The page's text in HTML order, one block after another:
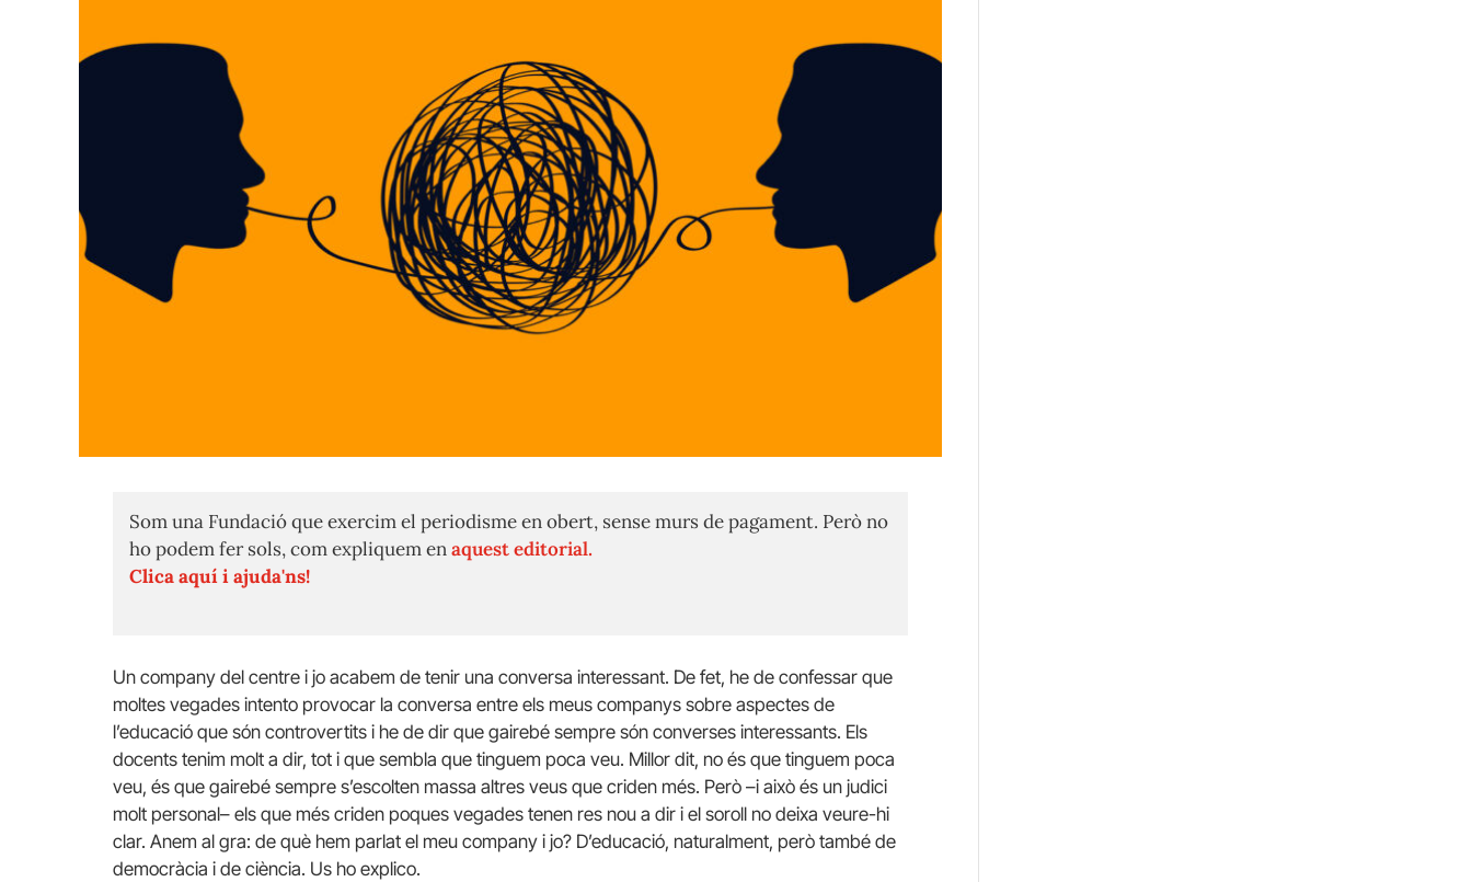
Som una Fundació que exercim el periodisme en obert, sense murs de pagament. Però no
ho podem fer sols, com expliquem enaquest editorial.
Clica aquí i ajuda'ns!
Un company del centre i jo acabem de tenir una conversa interessant. De fet, he de confessar que
moltes vegades intento provocar la conversa entre els meus companys sobre aspectes de
l’educació que són controvertits i he de dir que gairebé sempre són converses interessants. Els
docents tenim molt a dir, tot i que sembla que tinguem poca veu. Millor dit, no és que tinguem poca
veu, és que gairebé sempre s’escolten massa altres veus que criden més. Però –i això és un judici
molt personal– els que més criden poques vegades tenen res nou a dir i el soroll no deixa veure-hi
clar. Anem al gra: de què hem parlat el meu company i jo? D’educació, naturalment, però també de
democràcia i de ciència. Us ho explico.